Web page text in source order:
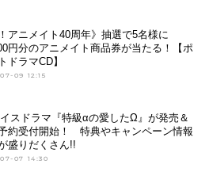
！アニメイト40周年》抽選で5名様に
円分のアニメイト商品券が当たる！【ポ
ドラマCD】
09 12:15
スドラマ『特級αの愛したΩ』が発売＆
約受付開始！ 特典やキャンペーン情報
盛りだくさん!!
07 14:30